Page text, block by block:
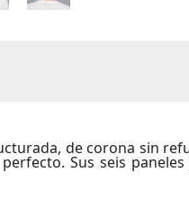
de corona sin
Sus seis